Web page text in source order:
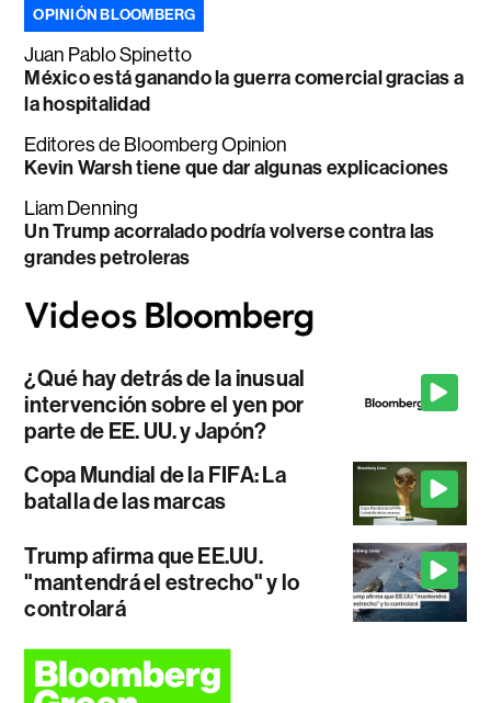
OPINIÓN BLOOMBERG
Juan Pablo Spinetto
México está ganando la guerra comercial gracias a
la hospitalidad
Editores de Bloomberg Opinion
Kevin Warsh tiene que dar algunas explicaciones
Liam Denning
Un Trump acorralado podría volverse contra las
grandes petroleras
¿Qué hay detrás de la inusual
intervención sobre el yen por
parte de EE. UU. y Japón?
Copa Mundial de la FIFA: La
batalla de las marcas
Trump afirma que EE.UU.
"mantendrá el estrecho" y lo
controlará